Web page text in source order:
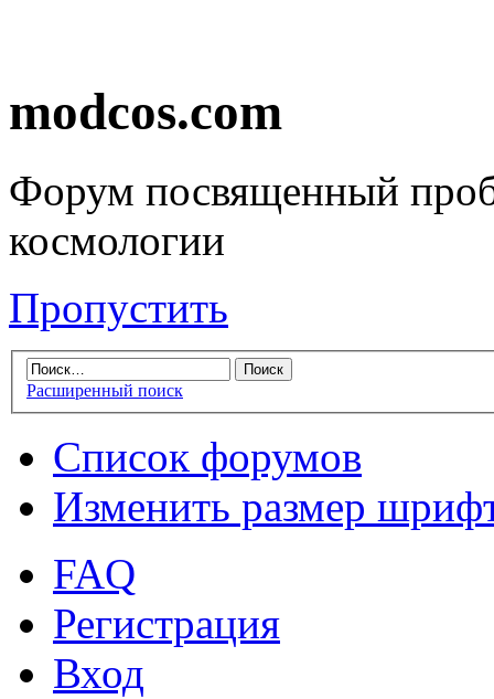
modcos.com
Форум посвященный
космологии
Пропустить
Расширенный поиск
Список форумов
Изменить размер
FAQ
Регистрация
Вход